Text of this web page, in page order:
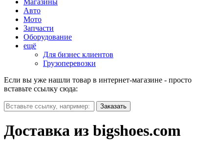
Магазины
Авто
Мото
Запчасти
Оборудование
ещё
Для бизнес клиентов
Грузоперевозки
Если вы уже нашли товар в интернет-магазине - просто
вставьте ссылку сюда:
Доставка из bigshoes.com